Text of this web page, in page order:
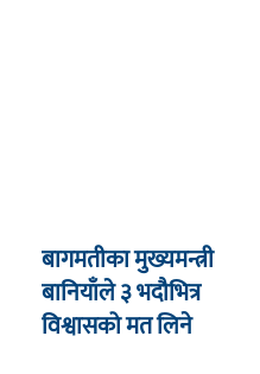
बागमतीका मुख्यमन्त्री
बानियाँले ३ भदौभित्र
विश्वासको मत लिने